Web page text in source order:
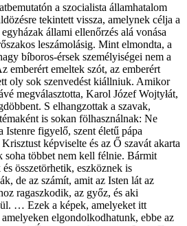
a szocialista államhatalom
tekintett vissza, amelynek célja a
állami ellenőrzés alá vonása
leszámolásig. Mint elmondta, a
bíboros-érsek személyiségei nem a
emberért emeltek szót, az emberért
oly sok szenvedést kiállniuk. Amikor
megválasztotta, Karol Józef Wojtyłát,
S elhangzottak a szavak,
is sokan fölhasználnak: Ne
Istenre figyelő, szent életű pápa
képviselte és az Ő szavát akarta
soha többet nem kell félnie. Bármit
összetörhetik, eszköznek is
de az számít, amit az Isten lát az
ragaszkodik, az győz, és aki
… Ezek a képek, amelyeket itt
elgondolkodhatunk, ebbe az